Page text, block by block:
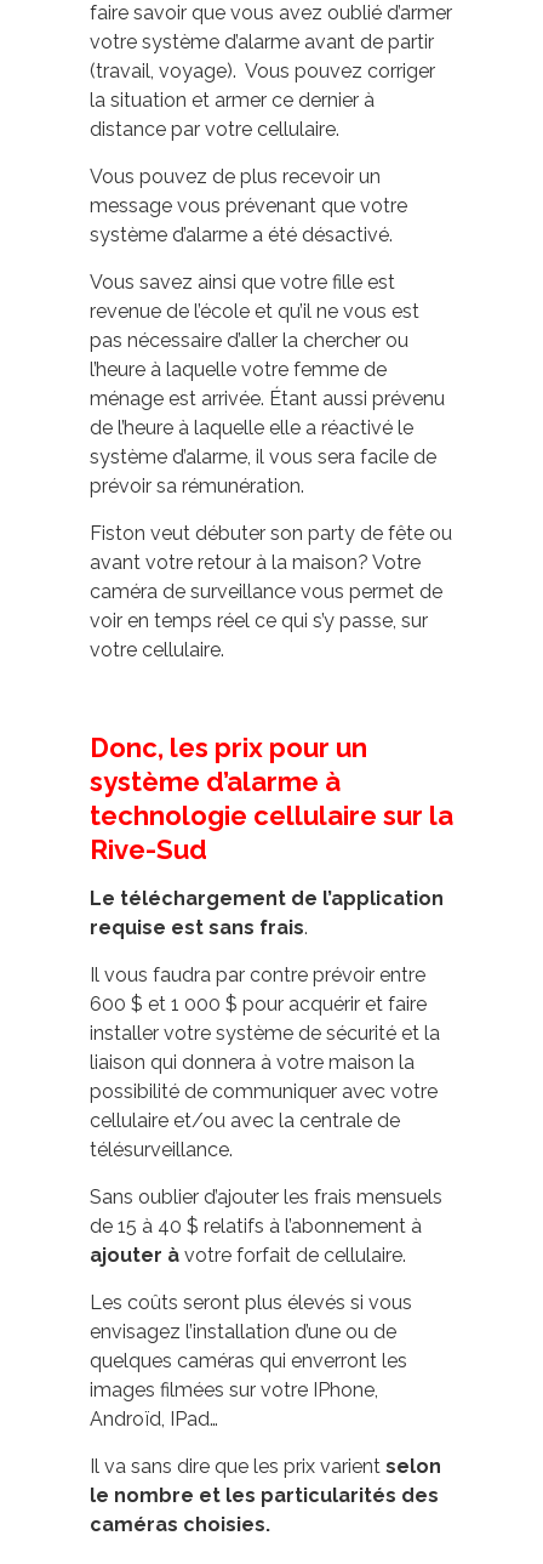
faire savoir que vous avez oublié d’armer
votre système d’alarme avant de partir
(travail, voyage). Vous pouvez corriger
la situation et armer ce dernier à
distance par votre cellulaire.
Vous pouvez de plus recevoir un
message vous prévenant que votre
système d’alarme a été désactivé.
Vous savez ainsi que votre fille est
revenue de l’école et qu’il ne vous est
pas nécessaire d’aller la chercher ou
l’heure à laquelle votre femme de
ménage est arrivée. Étant aussi prévenu
de l’heure à laquelle elle a réactivé le
système d’alarme, il vous sera facile de
prévoir sa rémunération.
Fiston veut débuter son party de fête ou
avant votre retour à la maison? Votre
caméra de surveillance vous permet de
voir en temps réel ce qui s’y passe, sur
votre cellulaire.
Donc, les prix pour un
système d’alarme à
technologie cellulaire sur la
Rive-Sud
Le téléchargement de l’application
requise est sans frais.
Il vous faudra par contre prévoir entre
600 $ et 1 000 $ pour acquérir et faire
installer votre système de sécurité et la
liaison qui donnera à votre maison la
possibilité de communiquer avec votre
cellulaire et/ou avec la centrale de
télésurveillance.
Sans oublier d’ajouter les frais mensuels
de 15 à 40 $ relatifs à l’abonnement à
ajouter à votre forfait de cellulaire.
Les coûts seront plus élevés si vous
envisagez l’installation d’une ou de
quelques caméras qui enverront les
images filmées sur votre IPhone,
Androïd, IPad…
Il va sans dire que les prix varient selon
le nombre et les particularités des
caméras choisies.